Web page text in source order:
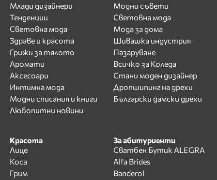
Млади дизайнери
Тенденции
Световна мода
Здраве и красота
Грижи за тялото
Аромати
Аксесоари
Интимна мода
Модни списания и книги
Любопитни новини
Модни съвети
Световна мода
Мода за дома
Шивашка индустрия
Пазаруване
Всичко за Коледа
Стани моден дизайнер
Дропшипинг на дрехи
Български дамски дрехи
Красота
Лице
Коса
Грим
За абитуриенти
Сватбен Бутик ALEGRA
Alfa Brides
Banderol